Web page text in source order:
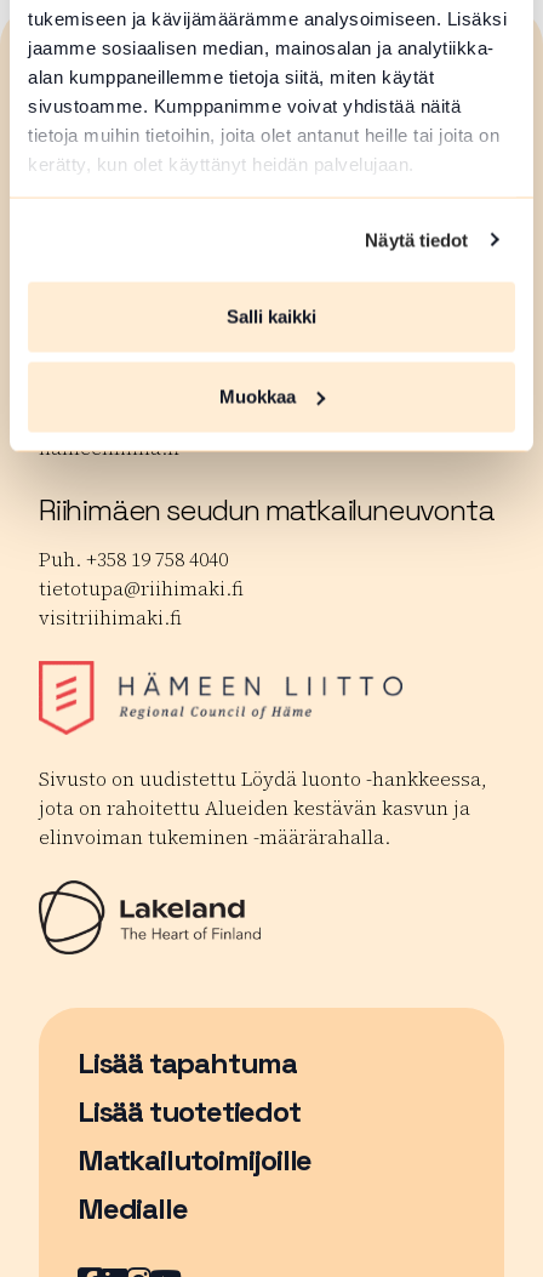
tukemiseen ja kävijämäärämme analysoimiseen. Lisäksi
jaamme sosiaalisen median, mainosalan ja analytiikka-
alan kumppaneillemme tietoja siitä, miten käytät
sivustoamme. Kumppanimme voivat yhdistää näitä
tietoja muihin tietoihin, joita olet antanut heille tai joita on
kerätty, kun olet käyttänyt heidän palvelujaan.
Näytä tiedot
Salli kaikki
Muokkaa
Visit Häme
Forssan seudun matkailuneuvonta
forssanseutu.fi
Puh. +358 3 621 3370.
hameenlinna.fi
Riihimäen seudun matkailuneuvonta
Puh. +358 19 758 4040
tietotupa@riihimaki.fi
visitriihimaki.fi
Sivusto on uudistettu Löydä luonto -hankkeessa,
jota on rahoitettu Alueiden kestävän kasvun ja
elinvoiman tukeminen -määrärahalla.
Lisää tapahtuma
Sivu avautuu uudessa ikkunassa
Lisää tuotetiedot
Matkailutoimijoille
Medialle